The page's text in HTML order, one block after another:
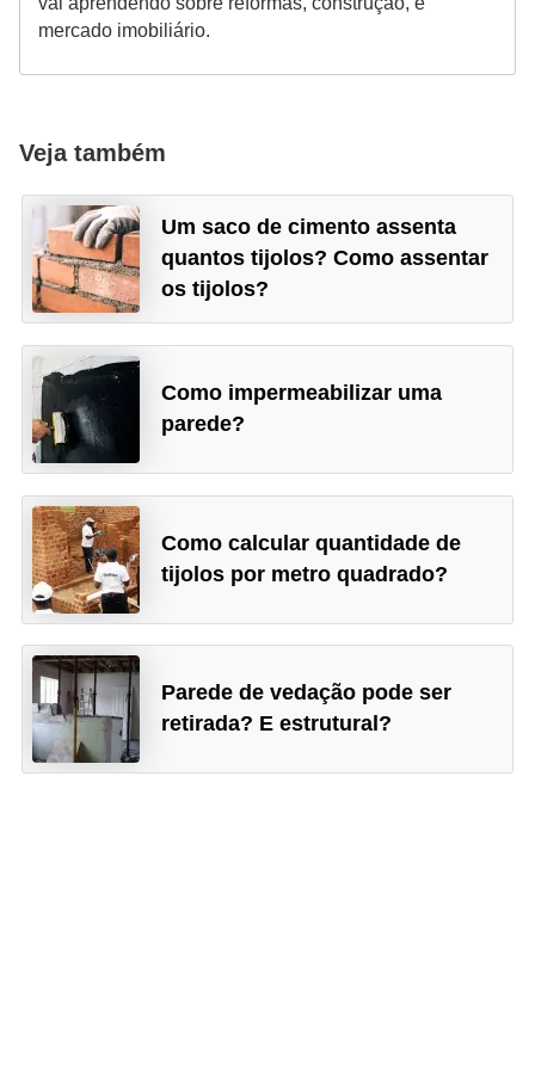
mercado imobiliário.
Veja também
Um saco de cimento assenta
quantos tijolos? Como assentar
os tijolos?
Como impermeabilizar uma
parede?
Como calcular quantidade de
tijolos por metro quadrado?
Parede de vedação pode ser
retirada? E estrutural?